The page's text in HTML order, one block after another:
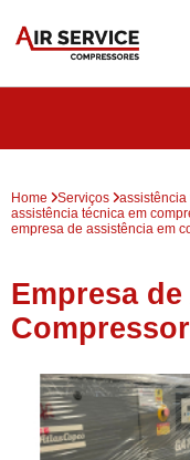
Home Serviços
assistência
assistência técnica em
empresa de assistência em
Empresa